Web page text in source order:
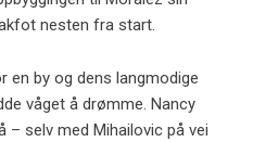
nesten fra start.
en by og dens langmodige
våget å drømme. Nancy
– selv med Mihailovic på vei